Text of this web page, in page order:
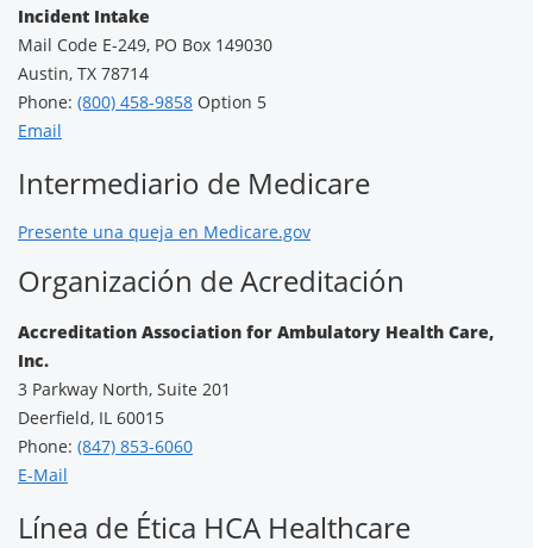
Incident Intake
Mail Code E-249, PO Box 149030
Austin, TX 78714
Phone: (800) 458-9858 Option 5
Email
Intermediario de Medicare
Presente una queja en Medicare.gov
Organización de Acreditación
Accreditation Association for Ambulatory Health Care,
Inc.
3 Parkway North, Suite 201
Deerfield, IL 60015
Phone: (847) 853-6060
E-Mail
Línea de Ética HCA Healthcare